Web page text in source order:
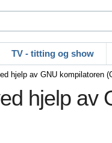
TV - titting og show
hjelp av GNU kompilatoren
hjelp av